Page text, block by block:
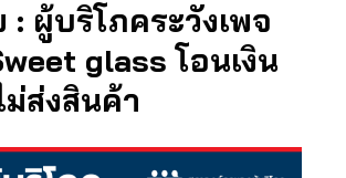
: ผู้บริโภคระวังเพจ
glass โอนเงิน
ส่งสินค้า